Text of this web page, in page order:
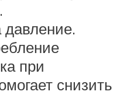
давление.
при
снизить